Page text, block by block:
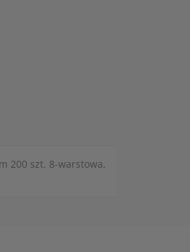
200 szt. 8-warstowa,